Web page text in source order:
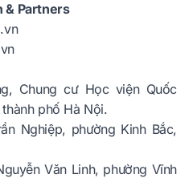
& Partners
Chung cư Học viện Quốc
phố Hà Nội.
Nghiệp, phường Kinh Bắc,
Văn Linh, phường Vĩnh